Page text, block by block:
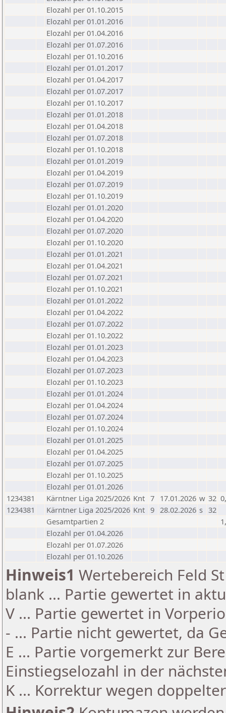
Elozahl per 01.10.2015
Elozahl per 01.01.2016
Elozahl per 01.04.2016
Elozahl per 01.07.2016
Elozahl per 01.10.2016
Elozahl per 01.01.2017
Elozahl per 01.04.2017
Elozahl per 01.07.2017
Elozahl per 01.10.2017
Elozahl per 01.01.2018
Elozahl per 01.04.2018
Elozahl per 01.07.2018
Elozahl per 01.10.2018
Elozahl per 01.01.2019
Elozahl per 01.04.2019
Elozahl per 01.07.2019
Elozahl per 01.10.2019
Elozahl per 01.01.2020
Elozahl per 01.04.2020
Elozahl per 01.07.2020
Elozahl per 01.10.2020
Elozahl per 01.01.2021
Elozahl per 01.04.2021
Elozahl per 01.07.2021
Elozahl per 01.10.2021
Elozahl per 01.01.2022
Elozahl per 01.04.2022
Elozahl per 01.07.2022
Elozahl per 01.10.2022
Elozahl per 01.01.2023
Elozahl per 01.04.2023
Elozahl per 01.07.2023
Elozahl per 01.10.2023
Elozahl per 01.01.2024
Elozahl per 01.04.2024
Elozahl per 01.07.2024
Elozahl per 01.10.2024
Elozahl per 01.01.2025
Elozahl per 01.04.2025
Elozahl per 01.07.2025
Elozahl per 01.10.2025
Elozahl per 01.01.2026
1234381
Kärntner Liga 2025/2026 Knt 7 17.01.2026 w 32
1234381
Kärntner Liga 2025/2026 Knt 9 28.02.2026 s 32
Gesamtpartien 2
Elozahl per 01.04.2026
Elozahl per 01.07.2026
Elozahl per 01.10.2026
Hinweis1 Wertebereich Feld
blank ... Partie gewertet in
V ... Partie gewertet in
- ... Partie nicht gewertet, da
E ... Partie vorgemerkt zur
Einstiegselozahl in der
K ... Korrektur wegen